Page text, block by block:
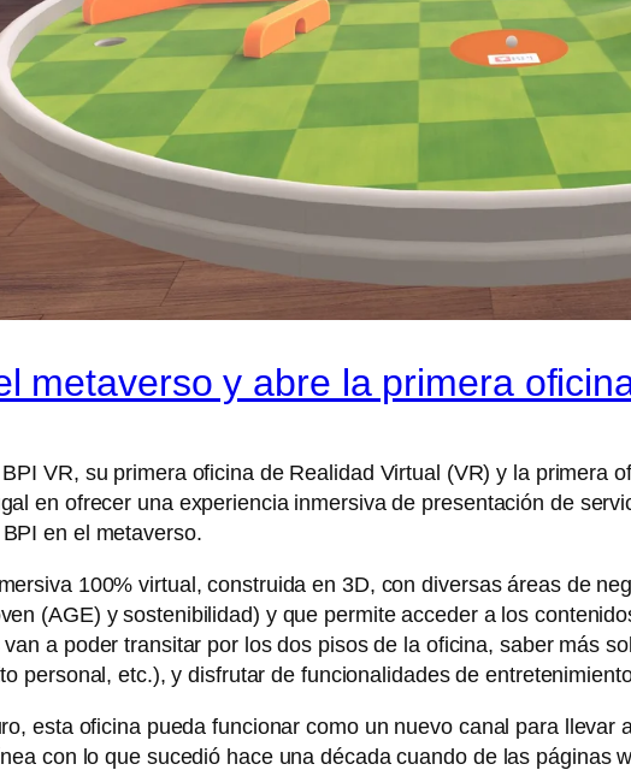
metaverso y abre la primera
VR, su primera oficina de Realidad Virtual (VR) y la primera
en ofrecer una experiencia inmersiva de presentación de
en el metaverso.
100% virtual, construida en 3D, con diversas áreas de
(AGE) y sostenibilidad) y que permite acceder a los
a poder transitar por los dos pisos de la oficina, saber más
personal, etc.), y disfrutar de funcionalidades de
esta oficina pueda funcionar como un nuevo canal para
con lo que sucedió hace una década cuando de las páginas